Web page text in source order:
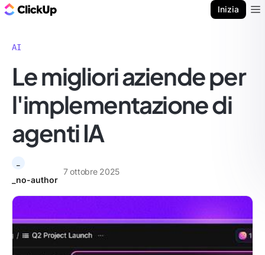
Inizia
AI
Le migliori aziende per
l'implementazione di
agenti IA
_no-author
7 ottobre 2025